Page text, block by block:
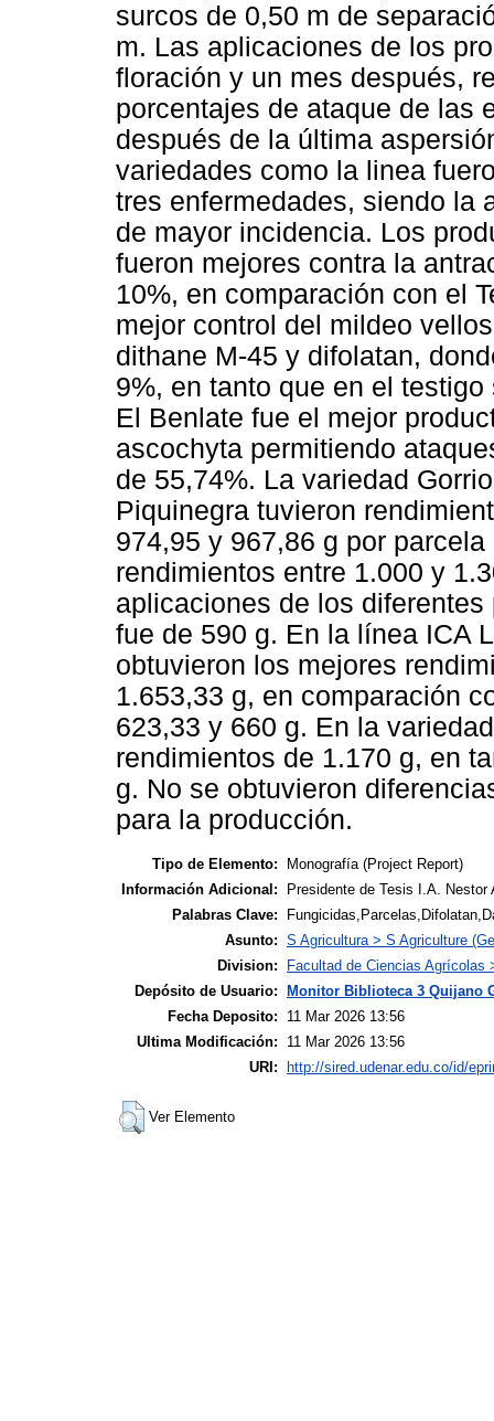
surcos de 0,50 m de
m. Las aplicaciones de los
floración y un mes después,
porcentajes de ataque de las
después de la última
variedades como la linea
tres enfermedades, siendo la
de mayor incidencia. Los
fueron mejores contra la
10%, en comparación con el
mejor control del mildeo
dithane M-45 y difolatan,
9%, en tanto que en el
El Benlate fue el mejor
ascochyta permitiendo
de 55,74%. La variedad
Piquinegra tuvieron
974,95 y 967,86 g por
rendimientos entre 1.000 y
aplicaciones de los
fue de 590 g. En la línea ICA
obtuvieron los mejores
1.653,33 g, en comparación
623,33 y 660 g. En la
rendimientos de 1.170 g, en
g. No se obtuvieron
para la producción.
Tipo de Elemento:
Monografía (Project Report)
Información Adicional:
Presidente de Tesis I.A.
Palabras Clave:
Asunto: S Agricultura > S Agriculture
Division:
Facultad de Ciencias Agrícolas
Depósito de Usuario: Monitor Biblioteca 3 Quijano
Fecha Deposito:
11 Mar 2026 13:56
Ultima Modificación:
11 Mar 2026 13:56
URI: http://sired.udenar.edu.co/id/
Ver Elemento